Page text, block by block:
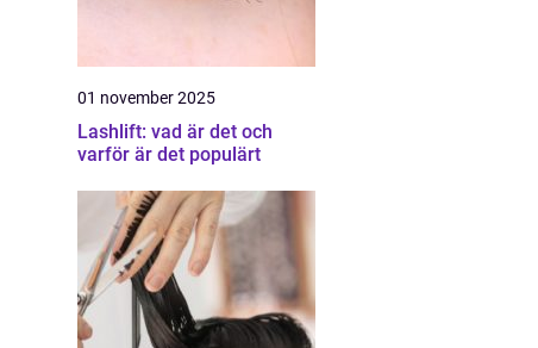
01 november 2025
Lashlift: vad är det och
varför är det populärt